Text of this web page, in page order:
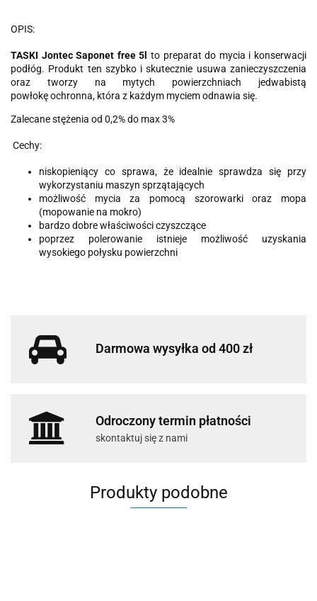
OPIS:
TASKI Jontec Saponet free 5l to preparat do mycia i konserwacji
podłóg. Produkt ten szybko i skutecznie usuwa zanieczyszczenia
oraz tworzy na mytych powierzchniach jedwabistą
powłokę ochronna, która z każdym myciem odnawia się.
Zalecane stężenia od 0,2% do max 3%
Cechy:
niskopieniący co sprawa, że idealnie sprawdza się przy
wykorzystaniu maszyn sprzątających
możliwość mycia za pomocą szorowarki oraz mopa
(mopowanie na mokro)
bardzo dobre właściwości czyszczące
poprzez polerowanie istnieje możliwość uzyskania
wysokiego połysku powierzchni
Darmowa wysyłka od 400 zł
Odroczony termin płatności
skontaktuj się z nami
Produkty podobne